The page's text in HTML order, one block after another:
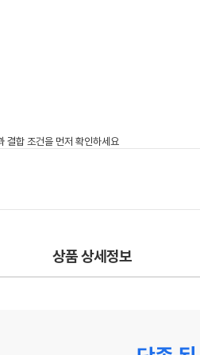
상품 상세정보